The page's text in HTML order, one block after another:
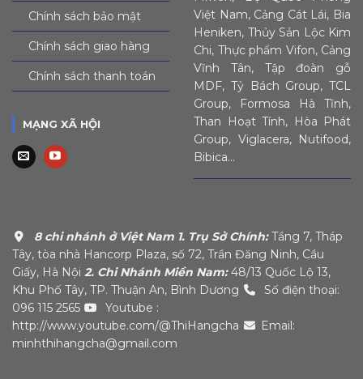
Chính sách bảo mật
Chính sách giao hàng
Chính sách thanh toán
MẠNG XÃ HỘI
Việt Nam, Cảng Cát Lái, Bia
Heniken, Thủy Sản Lộc Kim
Chi, Thực phẩm Vifon, Cảng
Vĩnh Tân, Tập đoàn gỗ
MDF, Tỷ Bách Group, TCL
Group, Formosa Hà Tĩnh,
Than Hoạt Tính, Hòa Phát
Group, Viglacera, Nutifood,
Bibica…
8 chi nhánh ở Việt Nam 1. Trụ Sở Chính:Tầng 7, Tháp
Tây, tòa nhà Hancorp Plaza, số 72, Trần Đăng Ninh, Cầu
Giấy, Hà Nội 2. Chi Nhánh Miền Nam:48/13 Quốc Lộ 13,
Khu Phố Tây, TP. Thuận An, Bình Dương
Số điện thoại:
096 115 2565
Youtube :
http://www.youtube.com/@ThiHangcha
Email:
minhthihangcha@gmail.com